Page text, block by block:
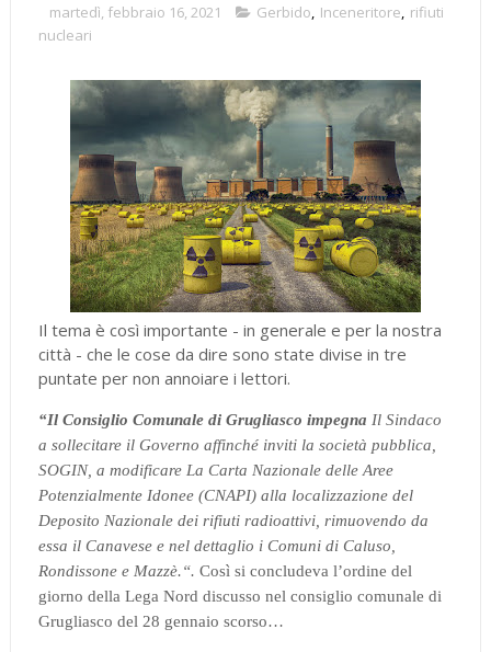
martedì, febbraio 16, 2021 Gerbido, Inceneritore, rifiuti
nucleari
Il tema è così importante - in generale e per la nostra
città - che le cose da dire sono state divise in tre
puntate per non annoiare i lettori.
“Il Consiglio Comunale di Grugliasco impegna Il Sindaco
a sollecitare il Governo affinché inviti la società pubblica,
SOGIN, a modificare La Carta Nazionale delle Aree
Potenzialmente Idonee (CNAPI) alla localizzazione del
Deposito Nazionale dei rifiuti radioattivi, rimuovendo da
essa il Canavese e nel dettaglio i Comuni di Caluso,
Rondissone e Mazzè.“. Così si concludeva l’ordine del
giorno della Lega Nord discusso nel consiglio comunale di
Grugliasco del 28 gennaio scorso…